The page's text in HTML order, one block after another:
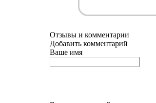
Отзывы и комментарии
Добавить комментарий
Ваше имя